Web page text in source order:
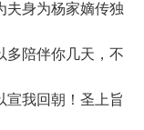
夫身为杨家嫡传独
多陪伴你几天，不
宣我回朝！圣上旨